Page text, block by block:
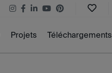
Projets Téléchargements